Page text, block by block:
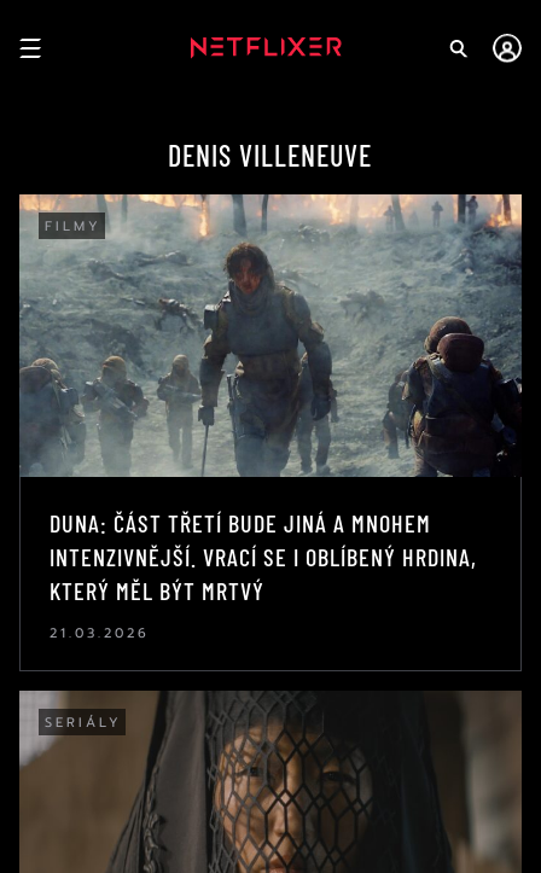
DENIS VILLENEUVE
FILMY
DUNA: ČÁST TŘETÍ BUDE JINÁ A MNOHEM
INTENZIVNĚJŠÍ. VRACÍ SE I OBLÍBENÝ HRDINA,
KTERÝ MĚL BÝT MRTVÝ
21.03.2026
SERIÁLY